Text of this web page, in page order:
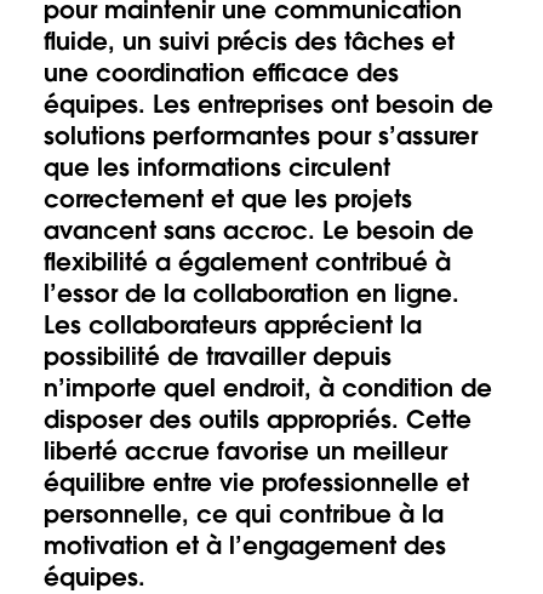
pour maintenir une communication
fluide, un suivi précis des tâches et
une coordination efficace des
équipes. Les entreprises ont besoin de
solutions performantes pour s’assurer
que les informations circulent
correctement et que les projets
avancent sans accroc. Le besoin de
flexibilité a également contribué à
l’essor de la collaboration en ligne.
Les collaborateurs apprécient la
possibilité de travailler depuis
n’importe quel endroit, à condition de
disposer des outils appropriés. Cette
liberté accrue favorise un meilleur
équilibre entre vie professionnelle et
personnelle, ce qui contribue à la
motivation et à l’engagement des
équipes.